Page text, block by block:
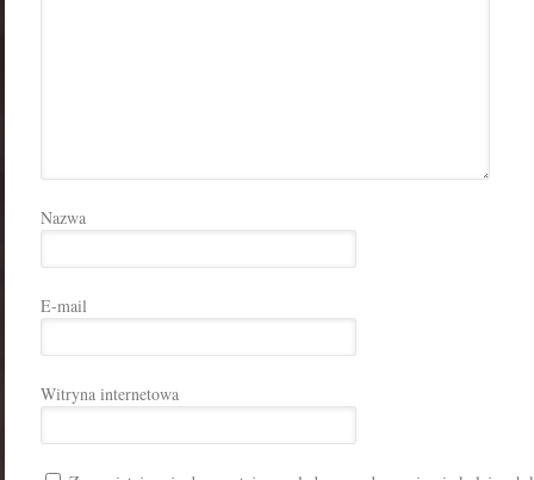
Nazwa
E-mail
Witryna internetowa